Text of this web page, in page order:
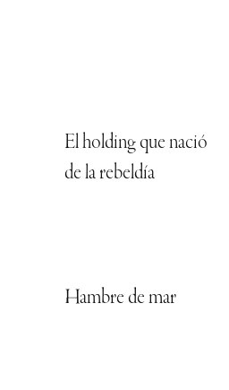
El holding que nació
de la rebeldía
Hambre de mar